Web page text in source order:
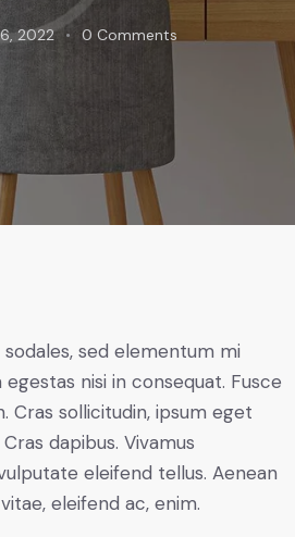
2022 0 Comments
nisi in consequat. Fusce
Cras sollicitudin, ipsum eget
dapibus. Vivamus
eleifend tellus. Aenean
eleifend ac, enim.